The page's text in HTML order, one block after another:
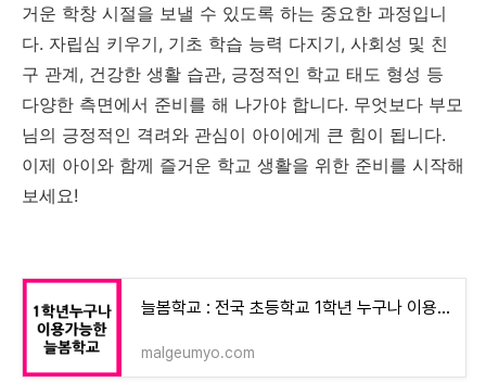
거운 학창 시절을 보낼 수 있도록 하는 중요한 과정입니
다. 자립심 키우기, 기초 학습 능력 다지기, 사회성 및 친
구 관계, 건강한 생활 습관, 긍정적인 학교 태도 형성 등
다양한 측면에서 준비를 해 나가야 합니다. 무엇보다 부모
님의 긍정적인 격려와 관심이 아이에게 큰 힘이 됩니다.
이제 아이와 함께 즐거운 학교 생활을 위한 준비를 시작해
보세요!
늘봄학교 : 전국 초등학교 1학년 누구나 이용 가능
malgeumyo.com